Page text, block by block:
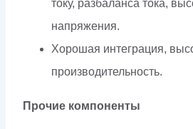
току, разбаланса тока,
напряжения.
Хорошая интеграция,
производительность.
Прочие компоненты